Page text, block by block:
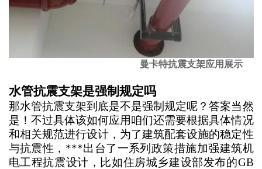
曼卡特抗震支架应用展示
水管抗震支架是强制规定吗
那水管抗震支架到底是不是强制规定呢？答案当然
是！不过具体该如何应用咱们还需要根据具体情况
和相关规范进行设计，为了建筑配套设施的稳定性
与抗震性，***出台了一系列政策措施加强建筑机
电工程抗震设计，比如住房城乡建设部发布的GB